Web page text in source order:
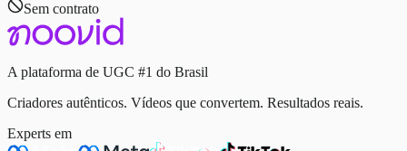
Sem contrato
A plataforma de UGC #1 do Brasil
Criadores autênticos. Vídeos que convertem. Resultados reais.
Experts em